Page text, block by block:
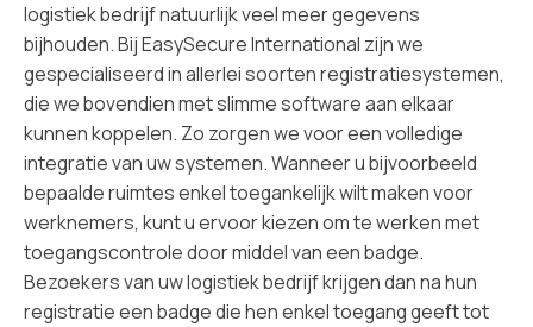
logistiek bedrijf natuurlijk veel meer gegevens
bijhouden. Bij EasySecure International zijn we
gespecialiseerd in allerlei soorten registratiesystemen,
die we bovendien met slimme software aan elkaar
kunnen koppelen. Zo zorgen we vooreen volledige
integratievan uw systemen. Wanneer u bijvoorbeeld
bepaalde ruimtes enkel toegankelijk wilt maken voor
werknemers, kunt u ervoor kiezen om te werken met
toegangscontrole door middel van een badge.
Bezoekers van uw logistiek bedrijf krijgen dan na hun
registratie een badge die hen enkel toegang geeft tot